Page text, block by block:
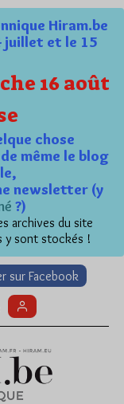
Hiram.be
juillet et le 15
16 août
chose
même le blog
newsletter (y
?)
archives du site
y sont stockés !
sur Facebook